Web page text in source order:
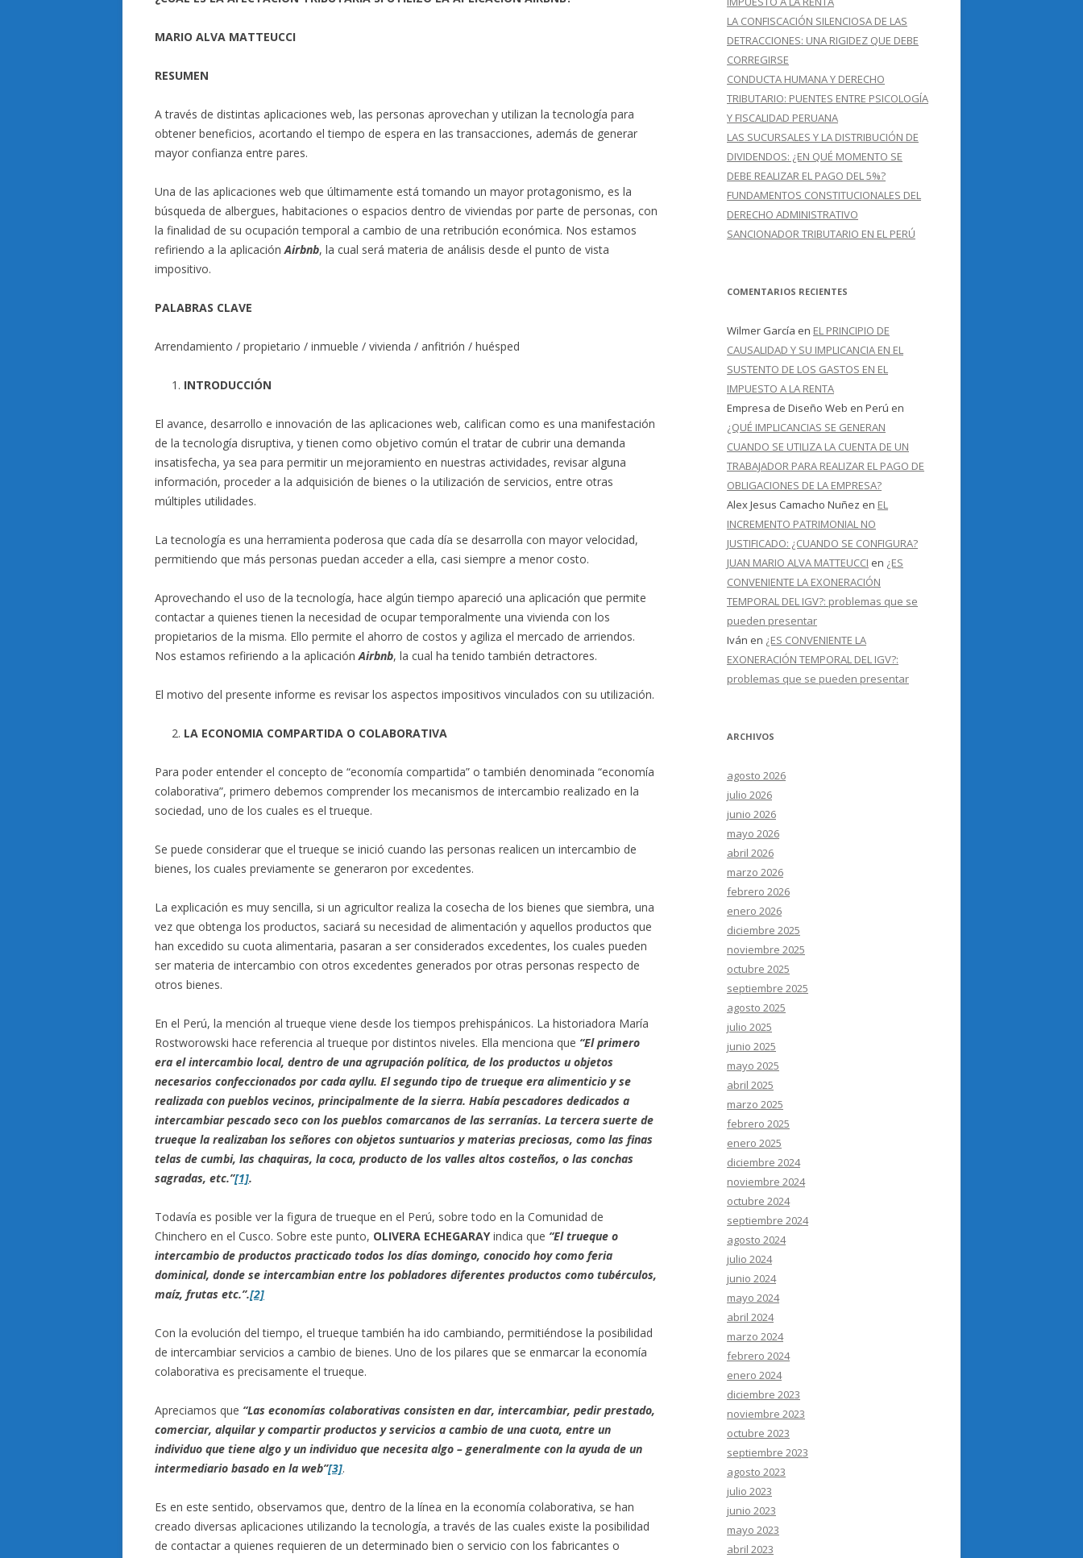
MARIO ALVA MATTEUCCI
RESUMEN
A través de distintas aplicaciones web, las personas aprovechan y utilizan la tecnología para
obtener beneficios, acortando el tiempo de espera en las transacciones, además de generar
mayor confianza entre pares.
Una de las aplicaciones web que últimamente está tomando un mayor protagonismo, es la
búsqueda de albergues, habitaciones o espacios dentro de viviendas por parte de personas, con
la finalidad de su ocupación temporal a cambio de una retribución económica. Nos estamos
refiriendo a la aplicaciónAirbnb, la cual será materia de análisis desde el punto de vista
impositivo.
PALABRAS CLAVE
Arrendamiento / propietario / inmueble / vivienda / anfitrión / huésped
INTRODUCCIÓN
El avance, desarrollo e innovación de las aplicaciones web, califican como es una manifestación
de la tecnología disruptiva, y tienen como objetivo común el tratar de cubrir una demanda
insatisfecha, ya sea para permitir un mejoramiento en nuestras actividades, revisar alguna
información, proceder a la adquisición de bienes o la utilización de servicios, entre otras
múltiples utilidades.
La tecnología es una herramienta poderosa que cada día se desarrolla con mayor velocidad,
permitiendo que más personas puedan acceder a ella, casi siempre a menor costo.
Aprovechando el uso de la tecnología, hace algún tiempo apareció una aplicación que permite
contactar a quienes tienen la necesidad de ocupar temporalmente una vivienda con los
propietarios de la misma. Ello permite el ahorro de costos y agiliza el mercado de arriendos.
Nos estamos refiriendo a la aplicaciónAirbnb, la cual ha tenido también detractores.
El motivo del presente informe es revisar los aspectos impositivos vinculados con su utilización.
LA ECONOMIA COMPARTIDA O COLABORATIVA
Para poder entender el concepto de “economía compartida” o también denominada “economía
colaborativa”, primero debemos comprender los mecanismos de intercambio realizado en la
sociedad, uno de los cuales es el trueque.
Se puede considerar que el trueque se inició cuando las personas realicen un intercambio de
bienes, los cuales previamente se generaron por excedentes.
La explicación es muy sencilla, si un agricultor realiza la cosecha de los bienes que siembra, una
vez que obtenga los productos, saciará su necesidad de alimentación y aquellos productos que
han excedido su cuota alimentaria, pasaran a ser considerados excedentes, los cuales pueden
ser materia de intercambio con otros excedentes generados por otras personas respecto de
otros bienes.
En el Perú, la mención al trueque viene desde los tiempos prehispánicos. La historiadora María
Rostworowski hace referencia al trueque por distintos niveles. Ella menciona que “El primero
era el intercambio local, dentro de una agrupación política, de los productos u objetos
necesarios confeccionados por cada ayllu. El segundo tipo de trueque era alimenticio y se
realizada con pueblos vecinos, principalmente de la sierra. Había pescadores dedicados a
intercambiar pescado seco con los pueblos comarcanos de las serranías. La tercera suerte de
trueque la realizaban los señores con objetos suntuarios y materias preciosas, como las finas
telas de cumbi, las chaquiras, la coca, producto de los valles altos costeños, o las conchas
sagradas, etc.”[1].
Todavía es posible ver la figura de trueque en el Perú, sobre todo en la Comunidad de
Chinchero en el Cusco. Sobre este punto, OLIVERA ECHEGARAYindica que “El trueque o
intercambio de productos practicado todos los días domingo, conocido hoy como feria
dominical, donde se intercambian entre los pobladores diferentes productos como tubérculos,
maíz, frutas etc.”.[2]
Con la evolución del tiempo, el trueque también ha ido cambiando, permitiéndose la posibilidad
de intercambiar servicios a cambio de bienes. Uno de los pilares que se enmarcar la economía
colaborativa es precisamente el trueque.
Apreciamos que “Las economías colaborativas consisten en dar, intercambiar, pedir prestado,
comerciar, alquilar y compartir productos y servicios a cambio de una cuota, entre un
individuo que tiene algo y un individuo que necesita algo – generalmente con la ayuda de un
intermediario basado en la web”[3].
Es en este sentido, observamos que, dentro de la línea en la economía colaborativa, se han
creado diversas aplicaciones utilizando la tecnología, a través de las cuales existe la posibilidad
de contactar a quienes requieren de un determinado bien o servicio con los fabricantes o
LA CONFISCACIÓN SILENCIOSA DE LAS
DETRACCIONES: UNA RIGIDEZ QUE DEBE
CORREGIRSE
CONDUCTA HUMANA Y DERECHO
TRIBUTARIO: PUENTES ENTRE PSICOLOGÍA
Y FISCALIDAD PERUANA
LAS SUCURSALES Y LA DISTRIBUCIÓN DE
DIVIDENDOS: ¿EN QUÉ MOMENTO SE
DEBE REALIZAR EL PAGO DEL 5%?
FUNDAMENTOS CONSTITUCIONALES DEL
DERECHO ADMINISTRATIVO
SANCIONADOR TRIBUTARIO EN EL PERÚ
COMENTARIOS RECIENTES
Wilmer García en EL PRINCIPIO DE
CAUSALIDAD Y SU IMPLICANCIA EN EL
SUSTENTO DE LOS GASTOS EN EL
IMPUESTO A LA RENTA
Empresa de Diseño Web en Perú en
¿QUÉ IMPLICANCIAS SE GENERAN
CUANDO SE UTILIZA LA CUENTA DE UN
TRABAJADOR PARA REALIZAR EL PAGO DE
OBLIGACIONES DE LA EMPRESA?
Alex Jesus Camacho Nuñez en EL
INCREMENTO PATRIMONIAL NO
JUSTIFICADO: ¿CUANDO SE CONFIGURA?
JUAN MARIO ALVA MATTEUCCI en ¿ES
CONVENIENTE LA EXONERACIÓN
TEMPORAL DEL IGV?: problemas que se
pueden presentar
Iván en ¿ES CONVENIENTE LA
EXONERACIÓN TEMPORAL DEL IGV?:
problemas que se pueden presentar
ARCHIVOS
agosto 2026
julio 2026
junio 2026
mayo 2026
abril 2026
marzo 2026
febrero 2026
enero 2026
diciembre 2025
noviembre 2025
octubre 2025
septiembre 2025
agosto 2025
julio 2025
junio 2025
mayo 2025
abril 2025
marzo 2025
febrero 2025
enero 2025
diciembre 2024
noviembre 2024
octubre 2024
septiembre 2024
agosto 2024
julio 2024
junio 2024
mayo 2024
abril 2024
marzo 2024
febrero 2024
enero 2024
diciembre 2023
noviembre 2023
octubre 2023
septiembre 2023
agosto 2023
julio 2023
junio 2023
mayo 2023
abril 2023